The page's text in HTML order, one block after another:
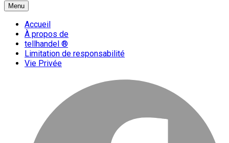
{ + }
blog technologique du hub | migration GNU Linux
Menu
Accueil
À propos de
tellhandel ®
Limitation de responsabilité
Vie Privée